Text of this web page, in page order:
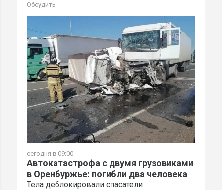
Обсудить
сегодня в 09:00
Автокатастрофа с двумя грузовиками
в Оренбуржье: погибли два человека
Тела деблокировали спасатели